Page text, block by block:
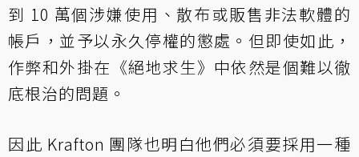
到 10 萬個涉嫌使用、散布或販售非法軟體的
帳戶，並予以永久停權的懲處。但即使如此，
作弊和外掛在《絕地求生》中依然是個難以徹
底根治的問題。
因此 Krafton 團隊也明白他們必須要採用一種